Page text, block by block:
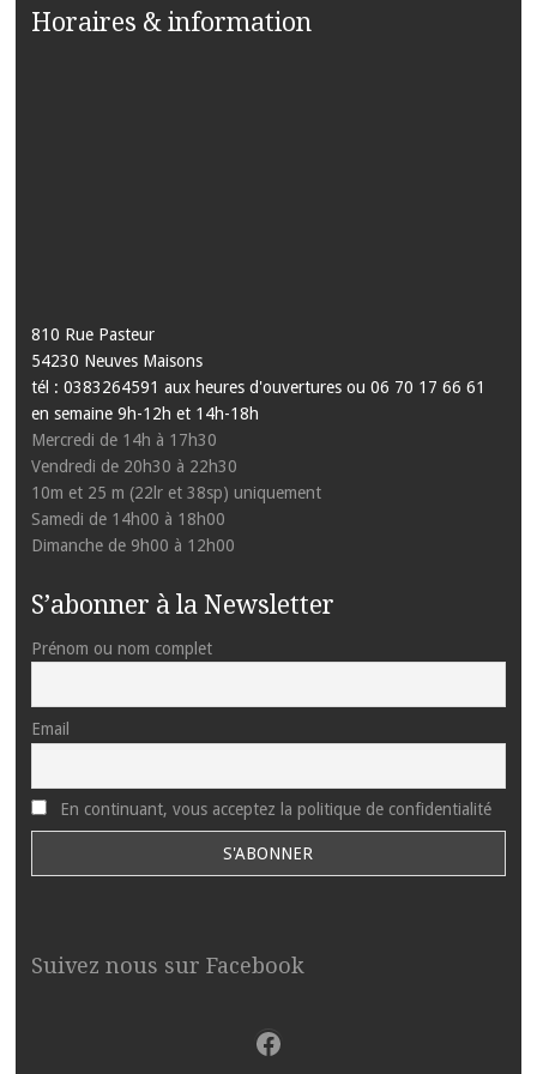
Horaires & information
810 Rue Pasteur
54230 Neuves Maisons
tél : 0383264591 aux heures d'ouvertures ou 06 70 17 66 61
en semaine 9h-12h et 14h-18h
Mercredi de 14h à 17h30
Vendredi de 20h30 à 22h30
10m et 25 m (22lr et 38sp) uniquement
Samedi de 14h00 à 18h00
Dimanche de 9h00 à 12h00
S’abonner à la Newsletter
Prénom ou nom complet
Email
En continuant, vous acceptez la politique de confidentialité
Suivez nous sur Facebook
Facebook